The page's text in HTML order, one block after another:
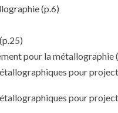
(p.6)
(p.25)
pour la métallographie
pour
pour